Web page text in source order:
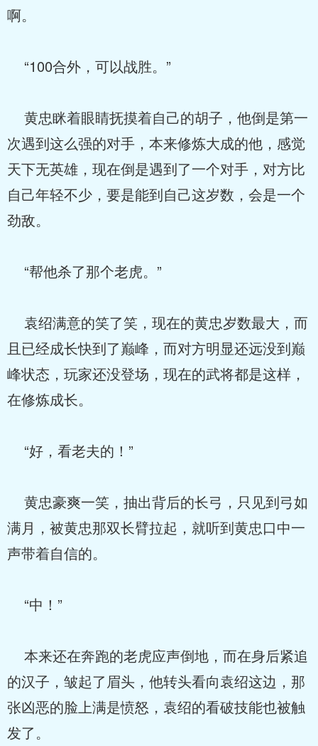
啊。
“100合外，可以战胜。”
黄忠眯着眼睛抚摸着自己的胡子，他倒是第一
次遇到这么强的对手，本来修炼大成的他，感觉
天下无英雄，现在倒是遇到了一个对手，对方比
自己年轻不少，要是能到自己这岁数，会是一个
劲敌。
“帮他杀了那个老虎。”
袁绍满意的笑了笑，现在的黄忠岁数最大，而
且已经成长快到了巅峰，而对方明显还远没到巅
峰状态，玩家还没登场，现在的武将都是这样，
在修炼成长。
“好，看老夫的！”
黄忠豪爽一笑，抽出背后的长弓，只见到弓如
满月，被黄忠那双长臂拉起，就听到黄忠口中一
声带着自信的。
“中！”
本来还在奔跑的老虎应声倒地，而在身后紧追
的汉子，皱起了眉头，他转头看向袁绍这边，那
张凶恶的脸上满是愤怒，袁绍的看破技能也被触
发了。